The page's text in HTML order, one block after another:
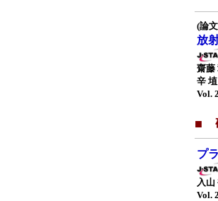
(論
放
齋藤
辛
Vol.
■
プ
入山
Vol.